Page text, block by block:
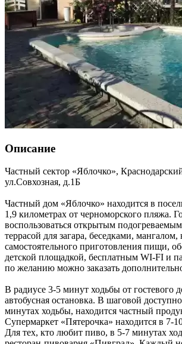
Описание
Частный сектор «Яблочко»,
ул.Совхозная, д.1Б
Частный дом «Яблочко» находится в
1,9 километрах от черноморского пляжа.
воспользоваться открытым
террасой для загара, беседками, мангалом,
самостоятельного приготовления пищи,
детской площадкой, бесплатным WI-FI и
по желанию можно заказать
В радиусе 3-5 минут ходьбы от гостевого
автобусная остановка. В шаговой
минутах ходьбы, находится частный
Супермаркет «Пятерочка» находится в 7-
Для тех, кто любит пиво, в 5-7 минутах